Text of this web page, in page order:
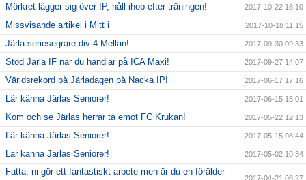
Mörkret lägger sig över IP, håll ihop efter träningen! 2017-10-22 18:10
Missvisande artikel i Mitt i 2017-10-18 11:15
Järla seriesegrare div 4 Mellan! 2017-09-30 09:33
Stöd Järla IF när du handlar på ICA Maxi! 2017-09-27 14:07
Världsrekord på Järladagen på Nacka IP! 2017-06-17 17:16
Lär känna Järlas Seniorer! 2017-06-15 15:01
Kom och se Järlas herrar ta emot FC Krukan! 2017-05-22 12:13
Lär känna Järlas Seniorer! 2017-05-15 08:44
Lär känna Järlas Seniorer! 2017-05-02 10:34
Fatta, ni gör ett fantastiskt arbete men är du en förälder
2017-04-21 08:27